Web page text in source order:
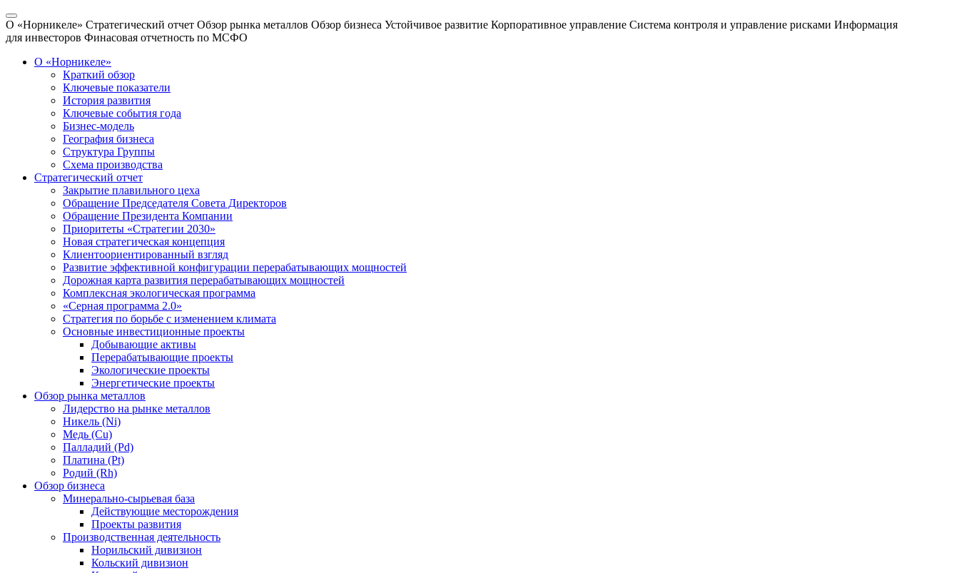
О «Норникеле» Стратегический отчет Обзор рынка металлов Обзор бизнеса Устойчивое развитие Корпоративное управление Система контроля и управление рисками Информация
для инвесторов Финасовая отчетность по МСФО
О «Норникеле»
Краткий обзор
Ключевые показатели
История развития
Ключевые события года
Бизнес-модель
География бизнеса
Структура Группы
Схема производства
Стратегический отчет
Закрытие плавильного цеха
Обращение Председателя Совета Директоров
Обращение Президента Компании
Приоритеты «Стратегии 2030»
Новая стратегическая концепция
Клиентоориентированный взгляд
Развитие эффективной конфигурации перерабатывающих мощностей
Дорожная карта развития перерабатывающих мощностей
Комплексная экологическая программа
«Серная программа 2.0»
Стратегия по борьбе с изменением климата
Основные инвестиционные проекты
Добывающие активы
Перерабатывающие проекты
Экологические проекты
Энергетические проекты
Обзор рынка металлов
Лидерство на рынке металлов
Никель (Ni)
Медь (Cu)
Палладий (Pd)
Платина (Pt)
Родий (Rh)
Обзор бизнеса
Минерально-сырьевая база
Действующие месторождения
Проекты развития
Производственная деятельность
Норильский дивизион
Кольский дивизион